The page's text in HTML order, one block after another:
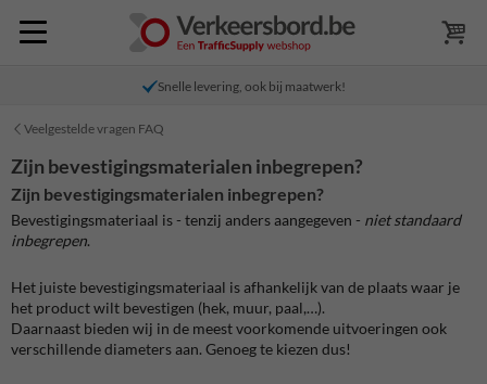
Snelle levering, ook bij maatwerk!
Veelgestelde vragen FAQ
Zijn bevestigingsmaterialen inbegrepen?
Zijn bevestigingsmaterialen inbegrepen?
Bevestigingsmateriaal is - tenzij anders aangegeven - niet standaard
inbegrepen.
Het juiste bevestigingsmateriaal is afhankelijk van de plaats waar je
het product wilt bevestigen (hek, muur, paal,…).
Daarnaast bieden wij in de meest voorkomende uitvoeringen ook
verschillende diameters aan. Genoeg te kiezen dus!